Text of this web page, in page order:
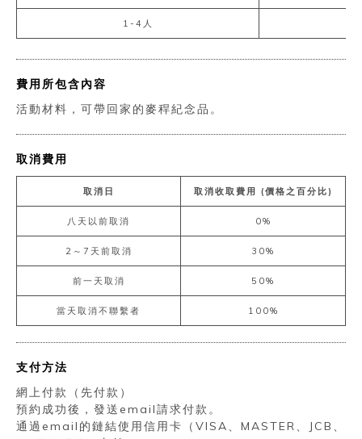
1-4人
費用所包含內容
活動材料，可帶回家的麥稈紀念品。
取消費用
取消日 取消收取費用 (價格之百分比)
八天以前取消 0%
2～7天前取消 30%
前一天取消 50%
當天取消不聯繫者 100%
支付方法
網上付款（先付款）
預約成功後，發送email請求付款。
通過email的鏈結使用信用卡（VISA、MASTER、JCB、